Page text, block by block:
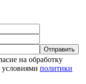
на обработку
политики